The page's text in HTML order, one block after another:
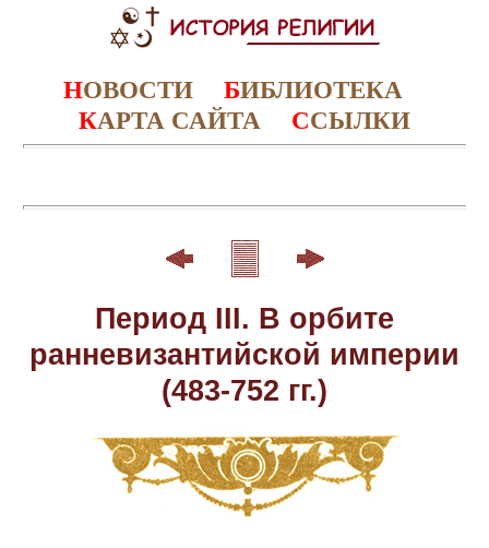
НОВОСТИ БИБЛИОТЕКА
КАРТА САЙТА ССЫЛКИ
Период III. В орбите
ранневизантийской империи
(483-752 гг.)